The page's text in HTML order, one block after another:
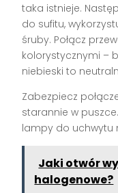
taka istnieje.
do sufitu,
śruby. Połącz
kolorystycznymi –
niebieski to
Zabezpiecz
starannie w
lampy do uchwytu
Jaki otwór
halogenowe?